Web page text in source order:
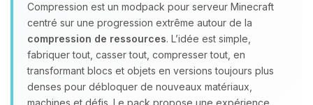
Compression est un modpack pour serveur Minecraft
centré sur une progression extrême autour de la
compression de ressources. L’idée est simple,
fabriquer tout, casser tout, compresser tout, en
transformant blocs et objets en versions toujours plus
denses pour débloquer de nouveaux matériaux,
machines et défis. Le pack propose une expérience